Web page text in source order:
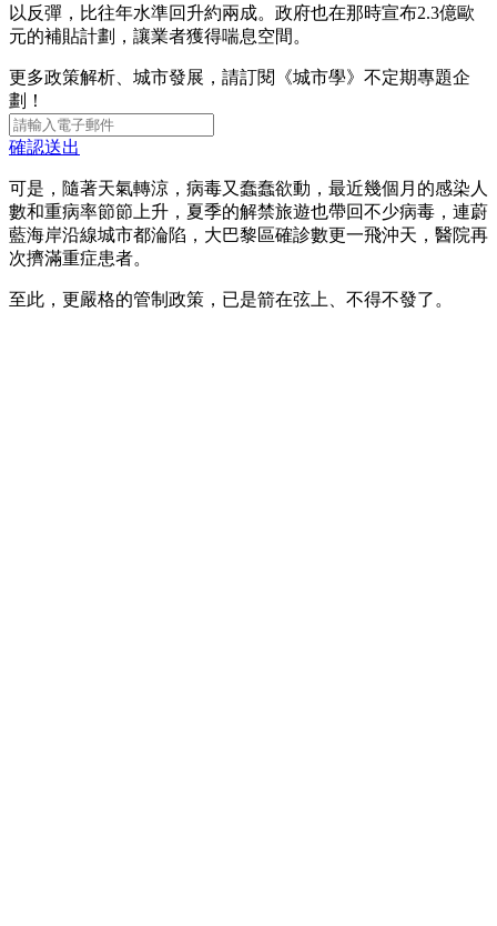
以反彈，比往年水準回升約兩成。政府也在那時宣布2.3億歐
元的補貼計劃，讓業者獲得喘息空間。
更多政策解析、城市發展，請訂閱《城市學》不定期專題企
劃！
確認送出
可是，隨著天氣轉涼，病毒又蠢蠢欲動，最近幾個月的感染人
數和重病率節節上升，夏季的解禁旅遊也帶回不少病毒，連蔚
藍海岸沿線城市都淪陷，大巴黎區確診數更一飛沖天，醫院再
次擠滿重症患者。
至此，更嚴格的管制政策，已是箭在弦上、不得不發了。